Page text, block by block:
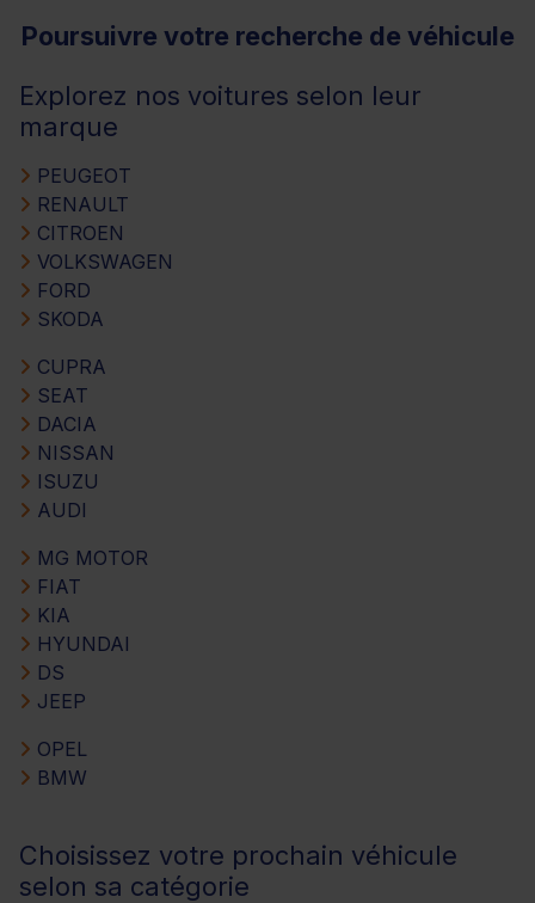
Poursuivre votre recherche de véhicule
Explorez nos voitures selon leur
marque
PEUGEOT
RENAULT
CITROEN
VOLKSWAGEN
FORD
SKODA
CUPRA
SEAT
DACIA
NISSAN
ISUZU
AUDI
MG MOTOR
FIAT
KIA
HYUNDAI
DS
JEEP
OPEL
BMW
Choisissez votre prochain véhicule
selon sa catégorie